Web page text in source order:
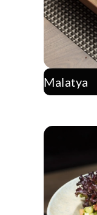
Malatya